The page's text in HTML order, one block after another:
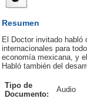
Resumen
El Doctor invitado habló
internacionales para
economía mexicana, y
Habló también del
Tipo de
Documento:
Audio